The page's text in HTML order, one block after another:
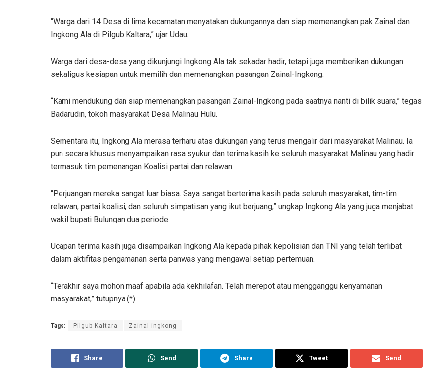
“Warga dari 14 Desa di lima kecamatan menyatakan dukungannya dan siap memenangkan pak Zainal dan
Ingkong Ala di Pilgub Kaltara,” ujar Udau.
Warga dari desa-desa yang dikunjungi Ingkong Ala tak sekadar hadir, tetapi juga memberikan dukungan
sekaligus kesiapan untuk memilih dan memenangkan pasangan Zainal-Ingkong.
“Kami mendukung dan siap memenangkan pasangan Zainal-Ingkong pada saatnya nanti di bilik suara,” tegas
Badarudin, tokoh masyarakat Desa Malinau Hulu.
Sementara itu, Ingkong Ala merasa terharu atas dukungan yang terus mengalir dari masyarakat Malinau. Ia
pun secara khusus menyampaikan rasa syukur dan terima kasih ke seluruh masyarakat Malinau yang hadir
termasuk tim pemenangan Koalisi partai dan relawan.
“Perjuangan mereka sangat luar biasa. Saya sangat berterima kasih pada seluruh masyarakat, tim-tim
relawan, partai koalisi, dan seluruh simpatisan yang ikut berjuang,” ungkap Ingkong Ala yang juga menjabat
wakil bupati Bulungan dua periode.
Ucapan terima kasih juga disampaikan Ingkong Ala kepada pihak kepolisian dan TNI yang telah terlibat
dalam aktifitas pengamanan serta panwas yang mengawal setiap pertemuan.
“Terakhir saya mohon maaf apabila ada kekhilafan. Telah merepot atau mengganggu kenyamanan
masyarakat,” tutupnya.(*)
Tags: Pilgub Kaltara Zainal-ingkong
Share Send Share Tweet Send